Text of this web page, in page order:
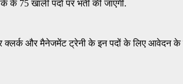
75 खाली पदों पर भर्ती की जाएगी.
क्लर्क और मैनेजमेंट ट्रेनी के इन पदों के लिए आवेदन